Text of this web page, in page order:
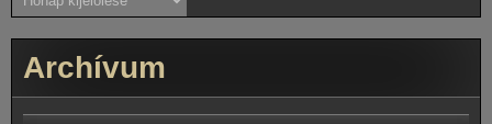
Archívum